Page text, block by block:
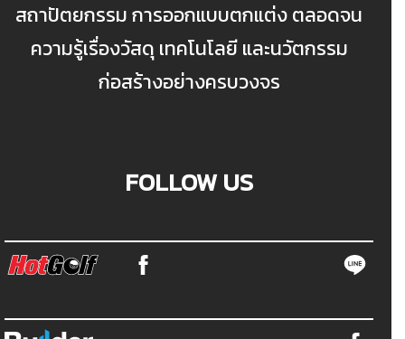
สถาปัตยกรรม การออกแบบตกแต่ง ตลอดจน
ความรู้เรื่องวัสดุ เทคโนโลยี และนวัตกรรม
ก่อสร้างอย่างครบวงจร
FOLLOW US